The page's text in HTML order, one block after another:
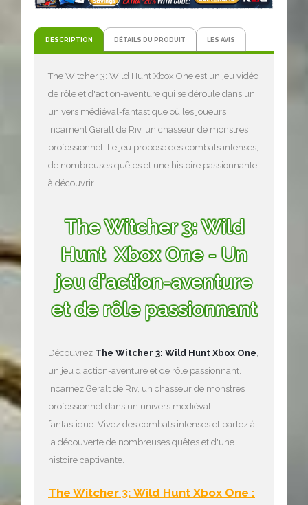
DESCRIPTION DÉTAILS DU PRODUIT LES AVIS
The Witcher 3: Wild Hunt Xbox One est un jeu vidéo
de rôle et d'action-aventure qui se déroule dans un
univers médiéval-fantastique où les joueurs
incarnent Geralt de Riv, un chasseur de monstres
professionnel. Le jeu propose des combats intenses,
de nombreuses quêtes et une histoire passionnante
à découvrir.
The Witcher 3: Wild
Hunt Xbox One - Un
jeu d'action-aventure
et de rôle passionnant
Découvrez The Witcher 3: Wild Hunt Xbox One
un jeu d'action-aventure et de rôle passionnant.
Incarnez Geralt de Riv, un chasseur de monstres
professionnel dans un univers médiéval-
fantastique. Vivez des combats intenses et partez à
la découverte de nombreuses quêtes et d'une
histoire captivante.
The Witcher 3: Wild Hunt Xbox One :